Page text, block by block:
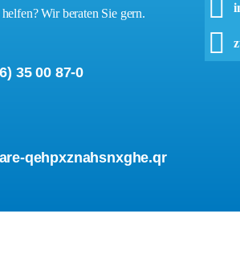
Wir beraten Sie gern.
35 00 87-0
qehpxznahsnxghe.qr